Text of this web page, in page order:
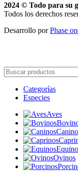
2024 © Todo para su
Todos los derechos
Desarrollo porPhase
Categorías
Especies
Aves
Ovinos